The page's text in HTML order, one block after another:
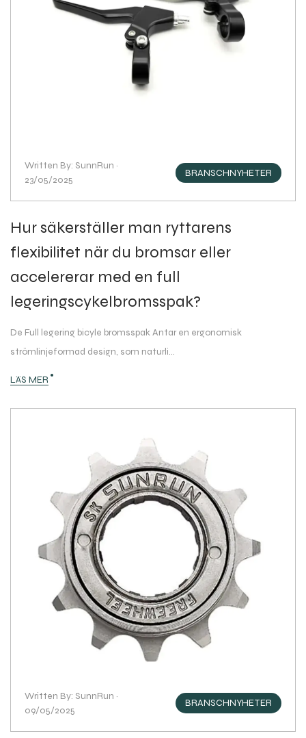
Written By: SunnRun ·
23/05/2025
BRANSCHNYHETER
Hur säkerställer man ryttarens
flexibilitet när du bromsar eller
accelererar med en full
legeringscykelbromsspak?
De Full legering bicyle bromsspak Antar en ergonomisk
strömlinjeformad design, som naturli...
LÄS MER
Written By: SunnRun ·
09/05/2025
BRANSCHNYHETER